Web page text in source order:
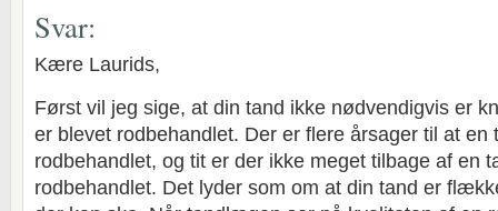
Svar:
Kære Laurids,
Først vil jeg sige, at din tand ikke nødvendigvis er
er blevet rodbehandlet. Der er flere årsager til at en
rodbehandlet, og tit er der ikke meget tilbage af en
rodbehandlet. Det lyder som om at din tand er